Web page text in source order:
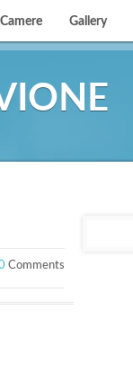
Camere Gallery
Comments